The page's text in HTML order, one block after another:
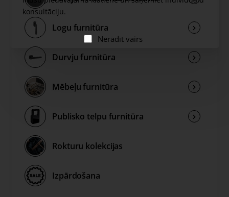
konsultāciju.
Nerādīt vairs
Logu furnitūra
Durvju furnitūra
Mēbeļu furnitūra
Publisko telpu furnitūra
Rokturu kolekcijas
Izpārdošana